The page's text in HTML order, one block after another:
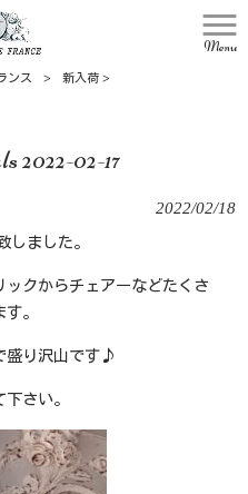
Menu
ンス > 新入荷 >
2022-02-17
2022/02/18
ました。
クからチェアーなどたくさ
。
盛り沢山です♪
さい。